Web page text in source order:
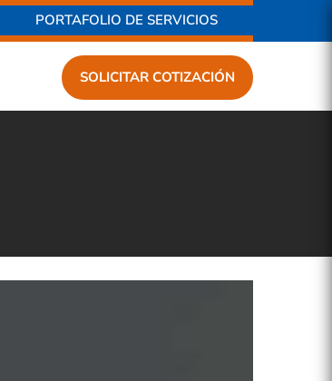
PORTAFOLIO DE SERVICIOS
SOLICITAR COTIZACIÓN